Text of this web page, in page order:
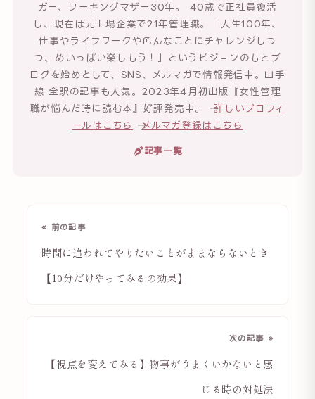
ガー、ワーキングマザー30年。 40歳で正社員復活
し、現在は元上場企業で21年管理職。「人生100年、
仕事やライフワークや色んなことにチャレンジしつ
つ、めいっぱい楽しもう！」というビジョンのもとブ
ログを始めとして、SNS、メルマガで情報発信中。山手
線 全駅の記事も人気。2023年4月初出版『女性管理
職が悩んだ時に読む本』好評発売中。 →詳しいプロフィ
ールはこちら
→メルマガ登録はこちら
記事一覧
« 前の記事
時間に追われてやりたいことがままならないとき
【10分だけやってみるの効果】
次の記事 »
【視点を変えてみる】物事がうまくいかないと感
じる時の対処法